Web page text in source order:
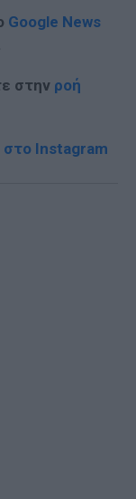
Google News
στην ροή
στο Instagram